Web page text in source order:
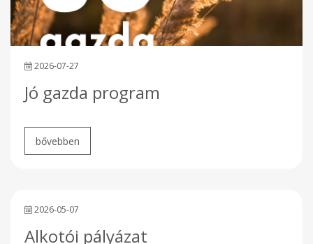
2026-07-27
Jó gazda program
2026-05-07
Alkotói pályázat